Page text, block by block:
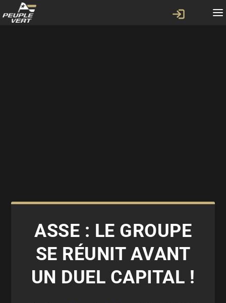
ASSE : LE GROUPE
SE RÉUNIT AVANT
UN DUEL CAPITAL !